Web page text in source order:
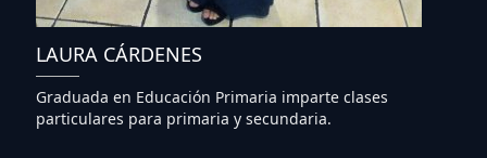
LAURA CÁRDENES
Graduada en Educación Primaria imparte clases
particulares para primaria y secundaria.